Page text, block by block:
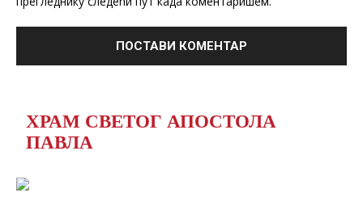
ХРАМ СВЕТОГ АПОСТОЛА
ПАВЛА